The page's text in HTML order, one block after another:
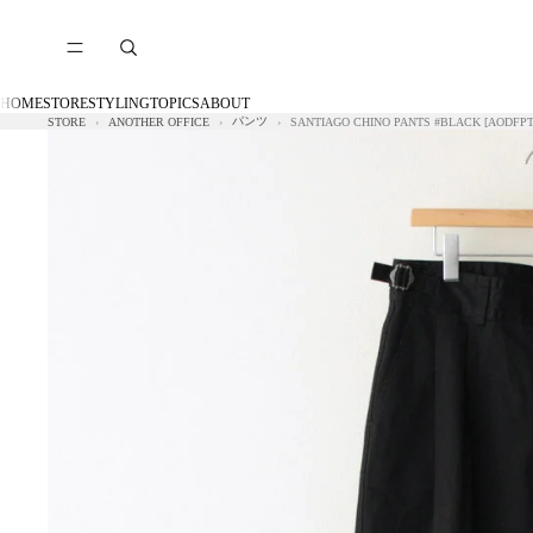
HOMESTORESTYLINGTOPICSABOUT
STORE ANOTHER OFFICE パンツ SANTIAGO CHINO PANTS #BLACK